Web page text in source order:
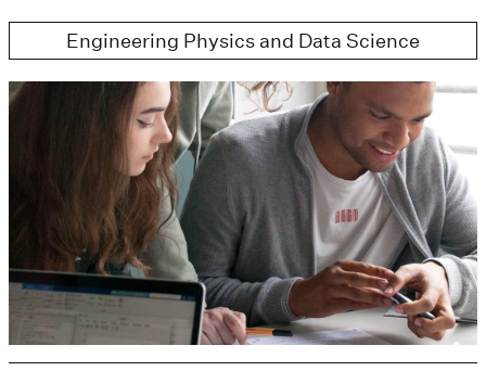
Engineering Physics and Data Science